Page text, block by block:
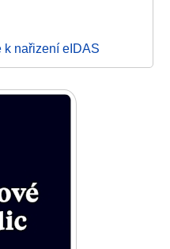
k nařizení eIDAS